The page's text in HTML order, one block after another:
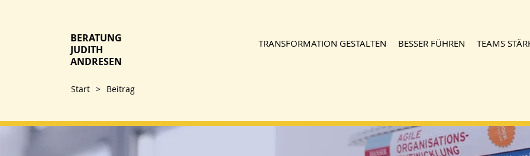
BERATUNG
JUDITH
ANDRESEN
Start > Beitrag
TRANSFORMATION GESTALTEN BESSER FÜHREN TEAMS